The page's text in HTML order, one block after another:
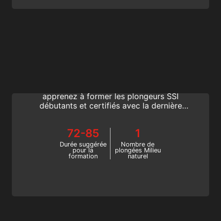
apprenez à former les plongeurs SSI
débutants et certifiés avec la dernière
plongée sous-marine ; devenez un
Instructeur SSI d’élite.
72-85
Durée suggérée
pour la
formation
1
Nombre de
plongées Milieu
naturel